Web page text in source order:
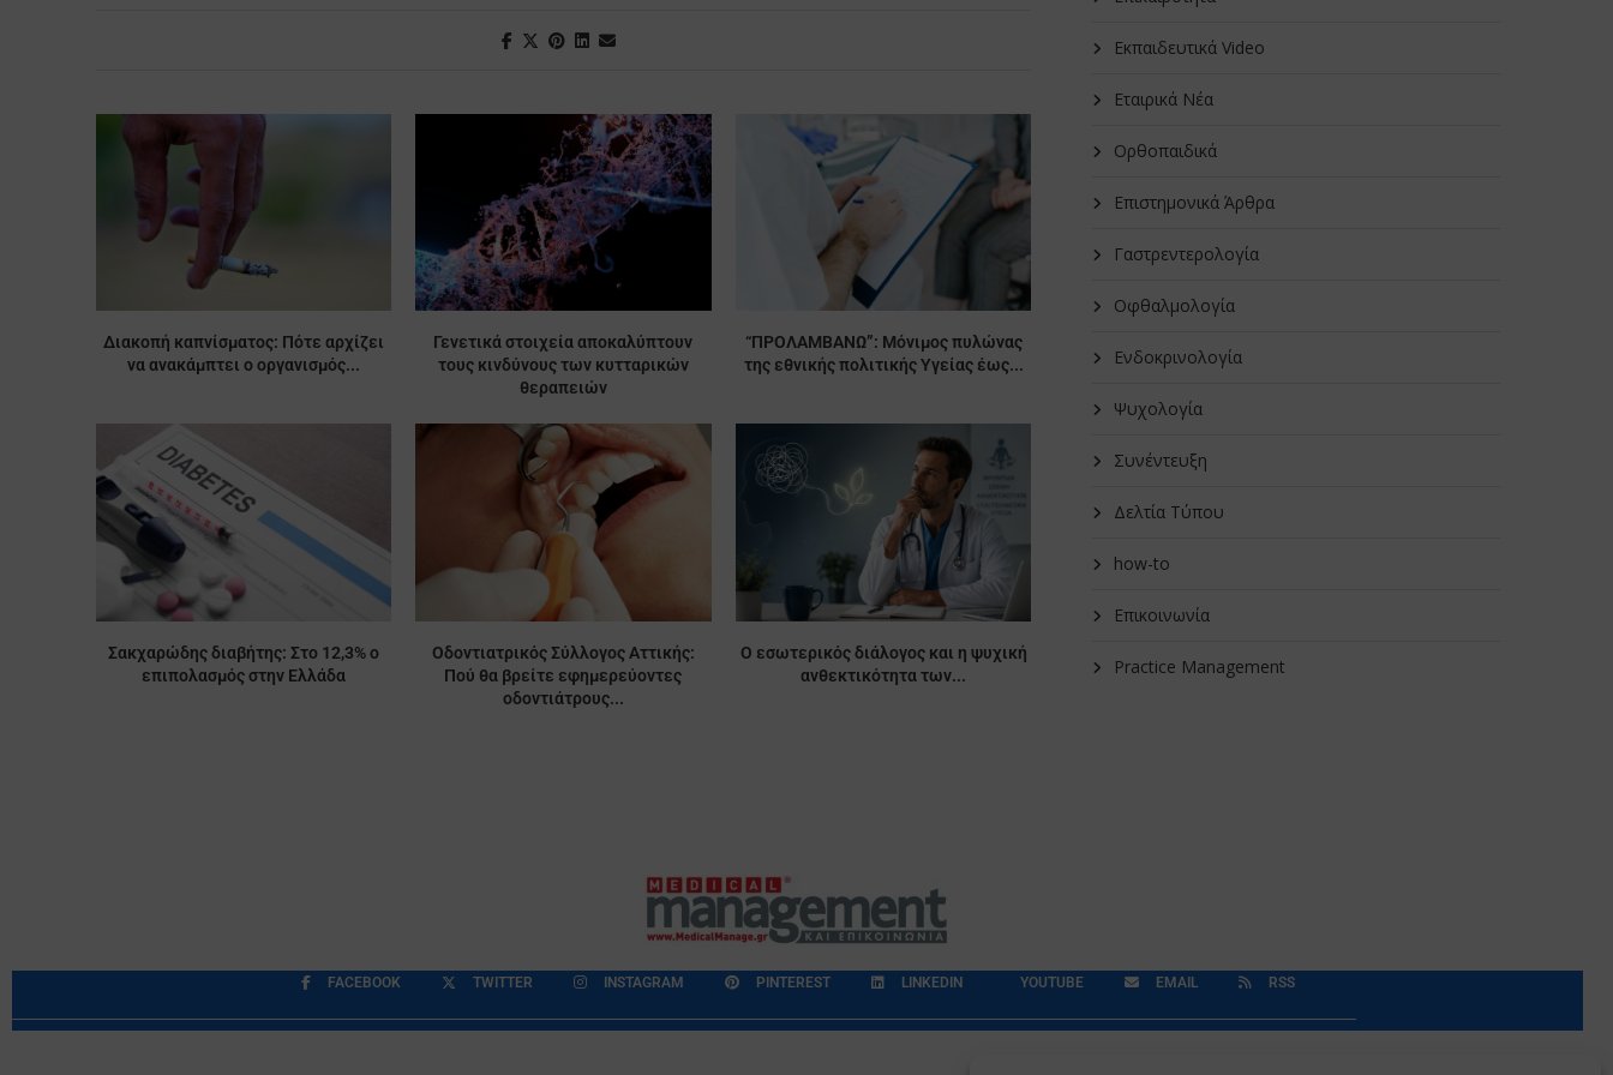
Διακοπή καπνίσματος: Πότε αρχίζει
να ανακάμπτει ο οργανισμός...
Γενετικά στοιχεία αποκαλύπτουν
τους κινδύνους των κυτταρικών
θεραπειών
“ΠΡΟΛΑΜΒΑΝΩ”: Μόνιμος πυλώνας
της εθνικής πολιτικής Υγείας έως...
Σακχαρώδης διαβήτης: Στο 12,3% ο
επιπολασμός στην Ελλάδα
Οδοντιατρικός Σύλλογος Αττικής:
Πού θα βρείτε εφημερεύοντες
οδοντιάτρους...
Ο εσωτερικός διάλογος και η ψυχική
ανθεκτικότητα των...
Εκπαιδευτικά Video
Εταιρικά Νέα
Oρθοπαιδικά
Επιστημονικά Άρθρα
Γαστρεντερολογία
Οφθαλμολογία
Ενδοκρινολογία
Ψυχολογία
Συνέντευξη
Δελτία Τύπου
how-to
Επικοινωνία
Practice Management
FACEBOOK TWITTER INSTAGRAM PINTEREST LINKEDIN YOUTUBE EMAIL RSS